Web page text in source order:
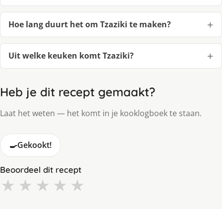
Hoe lang duurt het om Tzaziki te maken?
Uit welke keuken komt Tzaziki?
Heb je dit recept gemaakt?
Laat het weten — het komt in je kooklogboek te staan.
🍳Gekookt!
Beoordeel dit recept
★ ★ ★ ★ ★